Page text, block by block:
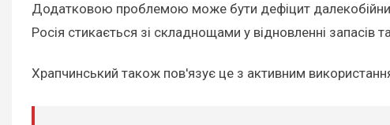
Додатковою проблемою може бути дефіцит
Росія стикається зі складнощами у відновленні запасів
Храпчинський також пов'язує це з активним